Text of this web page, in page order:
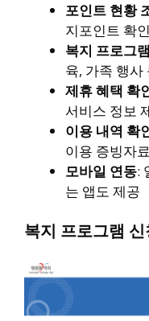
포인트 현황
지포인트 확
복지 프로그
육, 가족 행사
제휴 혜택 확
서비스 정보
이용 내역 확
이용 증빙자
모바일 연동:
는 앱도 제공
복지 프로그램 신